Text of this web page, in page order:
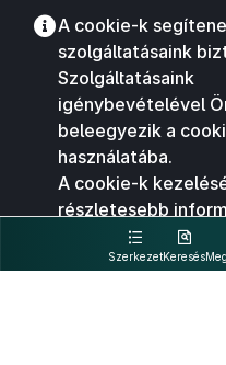
SzerkezetKeresés
A cookie-k
szolgáltatásaink
Szolgáltatásaink
igénybevételével
beleegyezik a
használatába.
A cookie-k
részletesebb
kattintva olvashat.